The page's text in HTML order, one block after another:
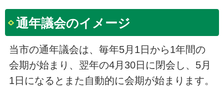
通年議会のイメージ
当市の通年議会は、毎年5月1日から1年間の
会期が始まり、翌年の4月30日に閉会し、5月
1日になるとまた自動的に会期が始まります。